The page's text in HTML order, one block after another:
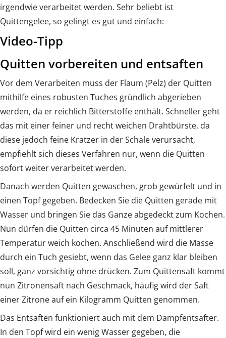
irgendwie verarbeitet werden. Sehr beliebt ist
Quittengelee, so gelingt es gut und einfach:
Video-Tipp
Quitten vorbereiten und entsaften
Vor dem Verarbeiten muss der Flaum (Pelz) der Quitten
mithilfe eines robusten Tuches gründlich abgerieben
werden, da er reichlich Bitterstoffe enthält. Schneller geht
das mit einer feiner und recht weichen Drahtbürste, da
diese jedoch feine Kratzer in der Schale verursacht,
empfiehlt sich dieses Verfahren nur, wenn die Quitten
sofort weiter verarbeitet werden.
Danach werden Quitten gewaschen, grob gewürfelt und in
einen Topf gegeben. Bedecken Sie die Quitten gerade mit
Wasser und bringen Sie das Ganze abgedeckt zum Kochen.
Nun dürfen die Quitten circa 45 Minuten auf mittlerer
Temperatur weich kochen. Anschließend wird die Masse
durch ein Tuch gesiebt, wenn das Gelee ganz klar bleiben
soll, ganz vorsichtig ohne drücken. Zum Quittensaft kommt
nun Zitronensaft nach Geschmack, häufig wird der Saft
einer Zitrone auf ein Kilogramm Quitten genommen.
Das Entsaften funktioniert auch mit dem Dampfentsafter.
In den Topf wird ein wenig Wasser gegeben, die